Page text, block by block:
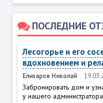
ПОСЛЕДНИЕ
Лесогорье и его
вдохновением и
Елизаров Николай
Забронировать дом и
у нашего